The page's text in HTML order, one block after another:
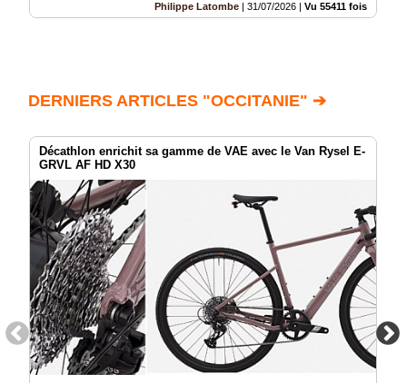
Philippe Latombe | 31/07/2026 | Vu 55411 fois
DERNIERS ARTICLES "OCCITANIE" ➔
Décathlon enrichit sa gamme de VAE avec le Van Rysel E-
GRVL AF HD X30